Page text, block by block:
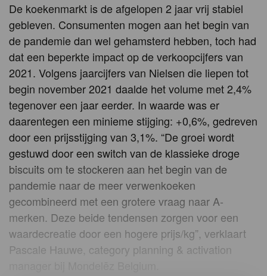
De koekenmarkt is de afgelopen 2 jaar vrij stabiel
gebleven. Consumenten mogen aan het begin van
de pandemie dan wel gehamsterd hebben, toch had
dat een beperkte impact op de verkoopcijfers van
2021. Volgens jaarcijfers van Nielsen die liepen tot
begin november 2021 daalde het volume met 2,4%
tegenover een jaar eerder. In waarde was er
daarentegen een minieme stijging: +0,6%, gedreven
door een prijsstijging van 3,1%. “De groei wordt
gestuwd door een switch van de klassieke droge
biscuits om te stockeren aan het begin van de
pandemie naar de meer verwenkoeken
gecombineerd met een grotere vraag naar A-
merken. Deze beide tendensen zorgen voor een
waardecreatie door een hogere prijs/kg”, verklaart
Pascale Hauwe, category planning & activation